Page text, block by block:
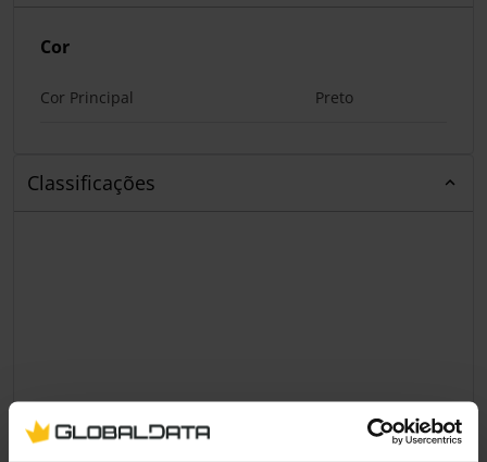
Cor
Cor Principal Preto
Classificações